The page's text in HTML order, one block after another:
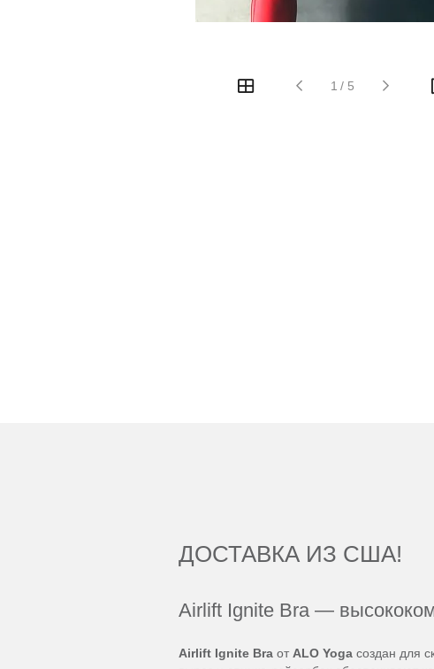
1 / 5
ДОСТАВКА ИЗ США!
Airlift Ignite Bra —
Airlift Ignite Bra от ALO Yoga создан для